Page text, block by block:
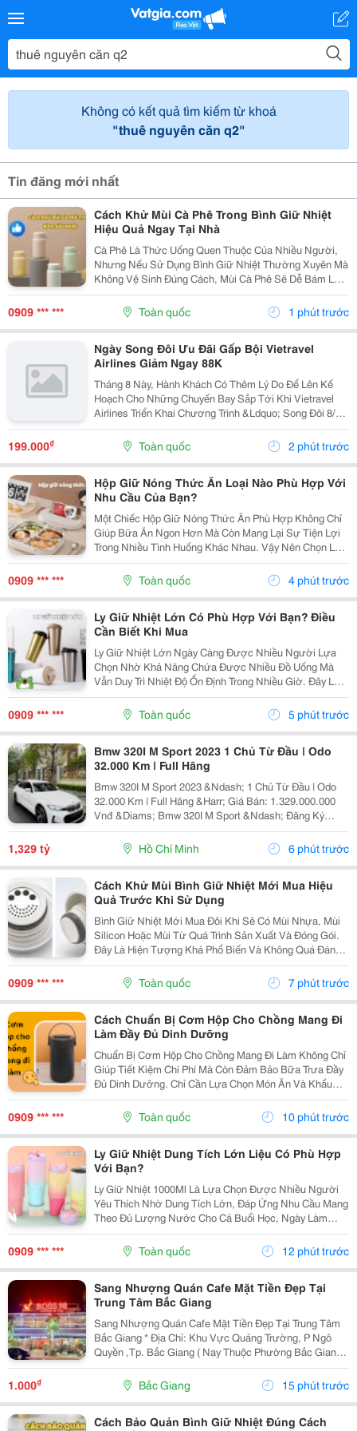
Không có kết quả tìm kiếm từ khoá
"thuê nguyên căn q2"
Tin đăng mới nhất
Cách Khử Mùi Cà Phê Trong Bình Giữ Nhiệt
Hiệu Quả Ngay Tại Nhà
Cà Phê Là Thức Uống Quen Thuộc Của Nhiều Người,
Nhưng Nếu Sử Dụng Bình Giữ Nhiệt Thường Xuyên Mà
Không Vệ Sinh Đúng Cách, Mùi Cà Phê Sẽ Dễ Bám Lại
Bên Trong Bình. Điều Này Không Chỉ Ảnh Hưởng Đến
Hương Vị Của Những Loại Đồ Uống Khác Mà Còn Tạo
0909 *** *** Toàn quốc 1 phút trước
Ngày Song Đôi Ưu Đãi Gấp Bội Vietravel
Airlines Giảm Ngay 88K
Tháng 8 Này, Hành Khách Có Thêm Lý Do Để Lên Kế
Hoạch Cho Những Chuyến Bay Sắp Tới Khi Vietravel
Airlines Triển Khai Chương Trình &Ldquo; Song Đôi 8/8
&Ndash; Bay Vui, Ưu Đãi Gấp Bội &Rdquo;. Với Mã Ưu
Đãi Vusongdoi08, Hành Khách Được Giảm Ngay...
199.000₫ Toàn quốc 2 phút trước
Hộp Giữ Nóng Thức Ăn Loại Nào Phù Hợp Với
Nhu Cầu Của Bạn?
Một Chiếc Hộp Giữ Nóng Thức Ăn Phù Hợp Không Chỉ
Giúp Bữa Ăn Ngon Hơn Mà Còn Mang Lại Sự Tiện Lợi
Trong Nhiều Tình Huống Khác Nhau. Vậy Nên Chọn Loại
Nào Để Đáp Ứng Đúng Nhu Cầu Sử Dụng Hằng Ngày?
1. Những Trường Hợp Nên Sử Dụng Hộp Giữ Nóng
Thức...
0909 *** *** Toàn quốc 4 phút trước
Ly Giữ Nhiệt Lớn Có Phù Hợp Với Bạn? Điều
Cần Biết Khi Mua
Ly Giữ Nhiệt Lớn Ngày Càng Được Nhiều Người Lựa
Chọn Nhờ Khả Năng Chứa Được Nhiều Đồ Uống Mà
Vẫn Duy Trì Nhiệt Độ Ổn Định Trong Nhiều Giờ. Đây Là
Sản Phẩm Phù Hợp Với Người Thường Xuyên Di
Chuyển, Làm Việc Ngoài Trời Hoặc Cần Bổ Sung Đủ
Nước Trong Cả...
0909 *** *** Toàn quốc 5 phút trước
Bmw 320I M Sport 2023 1 Chủ Từ Đầu | Odo
32.000 Km | Full Hãng
Bmw 320I M Sport 2023 &Ndash; 1 Chủ Từ Đầu | Odo
32.000 Km | Full Hãng &Harr; Giá Bán: 1.329.000.000
Vnđ &Diams; Bmw 320I M Sport &Ndash; Đăng Ký
11/2023 &Diams; Xe 1 Chủ Từ Đầu, Sử Dụng Kỹ, Giữ
Gìn Cẩn Thận &Diams; Odo: 32.000 Km &Diams; Bảo
Dưỡng...
1,329 tỷ Hồ Chí Minh 6 phút trước
Cách Khử Mùi Bình Giữ Nhiệt Mới Mua Hiệu
Quả Trước Khi Sử Dụng
Bình Giữ Nhiệt Mới Mua Đôi Khi Sẽ Có Mùi Nhựa, Mùi
Silicon Hoặc Mùi Từ Quá Trình Sản Xuất Và Đóng Gói.
Đây Là Hiện Tượng Khá Phổ Biến Và Không Quá Đáng
Lo Ngại Nếu Được Vệ Sinh Đúng Cách. Hãy Cùng Tìm
Hiểu Cách Khử Mùi Bình Giữ Nhiệt Mới Mua Đơn...
0909 *** *** Toàn quốc 7 phút trước
Cách Chuẩn Bị Cơm Hộp Cho Chồng Mang Đi
Làm Đầy Đủ Dinh Dưỡng
Chuẩn Bị Cơm Hộp Cho Chồng Mang Đi Làm Không Chỉ
Giúp Tiết Kiệm Chi Phí Mà Còn Đảm Bảo Bữa Trưa Đầy
Đủ Dinh Dưỡng. Chỉ Cần Lựa Chọn Món Ăn Và Khẩu
Phần Phù Hợp, Bạn Có Thể Giúp Bữa Ăn Mỗi Ngày Trở
Nên Ngon Miệng Và Đa Dạng Hơn. 1. Cách Xây Dựng
Cơm...
0909 *** *** Toàn quốc 10 phút trước
Ly Giữ Nhiệt Dung Tích Lớn Liệu Có Phù Hợp
Với Bạn?
Ly Giữ Nhiệt 1000Ml Là Lựa Chọn Được Nhiều Người
Yêu Thích Nhờ Dung Tích Lớn, Đáp Ứng Nhu Cầu Mang
Theo Đủ Lượng Nước Cho Cả Buổi Học, Ngày Làm
Việc Hoặc Những Chuyến Đi Dài. Hãy Cùng Cozycup
Tìm Hiểu Ngay Trong Bài Viết Dưới Đây. 1. Vì Sao Ly
0909 *** *** Toàn quốc 12 phút trước
Sang Nhượng Quán Cafe Mặt Tiền Đẹp Tại
Trung Tâm Bắc Giang
Sang Nhượng Quán Cafe Mặt Tiền Đẹp Tại Trung Tâm
Bắc Giang * Địa Chỉ: Khu Vực Quảng Trường, P Ngô
Quyền ,Tp. Bắc Giang ( Nay Thuộc Phường Bắc Giang *
Diện Tích: 115M&Sup2; - Thiết Kế: Quán 2 Tầng, Mặt
Bằng Rộng Rãi, Thoáng Đẹp - Vị Trí: Mặt Tiền...
1.000₫ Bắc Giang 15 phút trước
Cách Bảo Quản Bình Giữ Nhiệt Đúng Cách